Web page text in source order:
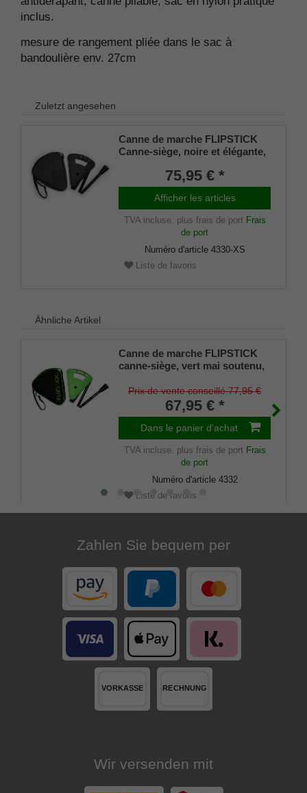
inclus.
mesure de rangement pliée dans le sac à
bandoulière env. 27cm
Zuletzt angesehen
Canne de marche FLIPSTICK
Canne-siège, noire et élégante,
métal léger
solide,siège/poignée spécial
pliable avec amortisseur en
caoutchouc et sac en nylon
pratique.
75,95 € *
Afficher les articles
TVA incluse. plus frais de port Frais
de port
Numéro d'article 4330-XS
Liste de favoris
Ähnliche Artikel
Canne de marche FLIPSTICK
canne-siège, vert mai soutenu,
solide,siège/poignée rabattable
spécial,amortisseur en
caoutchouc et sac en nylon
pratique inclus.
Prix de vente conseillé 77,95 €
67,95 € *
Dans le panier d'achat
TVA incluse. plus frais de port Frais
de port
Numéro d'article 4332
Liste de favoris
Zahlen Sie bequem per
Wir versenden mit